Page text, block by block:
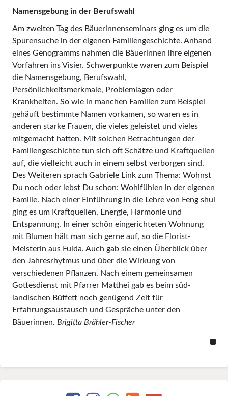
Namensgebung in der Berufswahl
Am zweiten Tag des Bäuerinnenseminars ging es um die
Spurensuche in der eigenen Familiengeschichte. Anhand
eines Genogramms nahmen die Bäuerinnen ihre eigenen
Vorfahren ins Visier. Schwerpunkte waren zum Beispiel
die Namensgebung, Berufswahl,
Persönlichkeitsmerkmale, Problemlagen oder
Krankheiten. So wie in manchen Familien zum Beispiel
gehäuft bestimmte Namen vorkamen, so waren es in
anderen starke Frauen, die vieles geleistet und vieles
mitgemacht hatten. Mit solchen Betrachtungen der
Familiengeschichte tun sich oft Schätze und Kraftquellen
auf, die vielleicht auch in einem selbst verborgen sind.
Des Weiteren sprach Gabriele Link zum Thema: Wohnst
Du noch oder lebst Du schon: Wohlfühlen in der eigenen
Familie. Nach einer Einführung in die Lehre von Feng shui
ging es um Kraftquellen, Energie, Harmonie und
Entspannung. In einer schön eingerichteten Wohnung
mit Blumen hält man sich gerne auf, so die Florist-
Meisterin aus Fulda. Auch gab sie einen Überblick über
den Jahresrhytmus und über die Wirkung von
verschiedenen Pflanzen. Nach ei­nem gemeinsamen
Gottesdienst mit Pfar­rer Matthei gab es beim süd­
landischen Büffett noch genü­gend Zeit für
Erfahrungsaustausch und Gespräche unter den
Bäuerinnen. Brigitta Brähler-Fischer